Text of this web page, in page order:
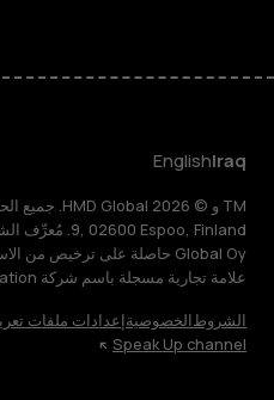
Iraq
English
علامة تجارية مسجلة باسم شركة Nokia Corporation.
الشروطالخصوصيةإعدادات ملفات
Speak Up channel